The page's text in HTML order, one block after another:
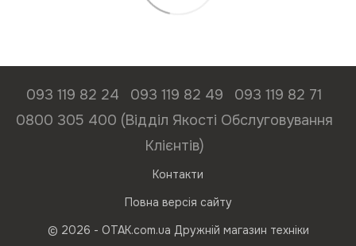
093 119 82 24 093 119 82 49
093 119 82 71
0800 305 400 (Відділ Якості Обслуговування
Клієнтів)
Контакти
Повна версія сайту
© 2026 - ОТАК.com.ua Дружній магазин техніки